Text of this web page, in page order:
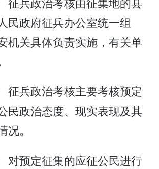
民政府征兵办公室统一组
机关具体负责实施，有关单
征兵政治考核主要考核预定
民政治态度、现实表现及其
。
对预定征集的应征公民进行